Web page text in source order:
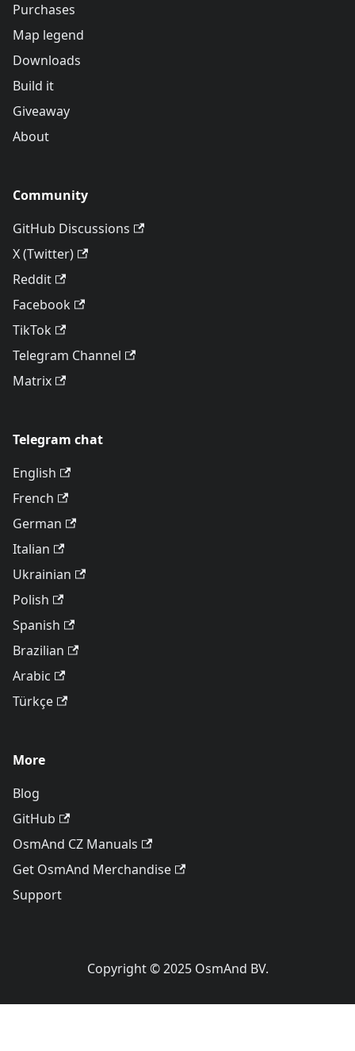
Purchases
Map legend
Downloads
Build it
Giveaway
About
Community
GitHub Discussions
X (Twitter)
Reddit
Facebook
TikTok
Telegram Channel
Matrix
Telegram chat
English
French
German
Italian
Ukrainian
Polish
Spanish
Brazilian
Arabic
Türkçe
More
Blog
GitHub
OsmAnd CZ Manuals
Get OsmAnd Merchandise
Support
Copyright © 2025 OsmAnd BV.